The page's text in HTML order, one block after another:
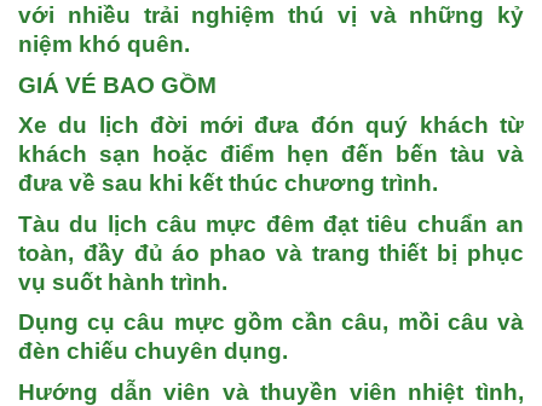
với nhiều trải nghiệm thú vị và những kỷ
niệm khó quên.
GIÁ VÉ BAO GỒM
Xe du lịch đời mới đưa đón quý khách từ
khách sạn hoặc điểm hẹn đến bến tàu và
đưa về sau khi kết thúc chương trình.
Tàu du lịch câu mực đêm đạt tiêu chuẩn an
toàn, đầy đủ áo phao và trang thiết bị phục
vụ suốt hành trình.
Dụng cụ câu mực gồm cần câu, mồi câu và
đèn chiếu chuyên dụng.
Hướng dẫn viên và thuyền viên nhiệt tình,